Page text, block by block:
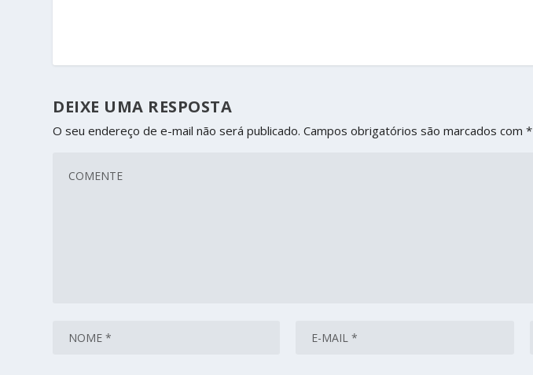
DEIXE UMA RESPOSTA
O seu endereço de e-mail não será publicado. Campos obrigatórios são marcados com*